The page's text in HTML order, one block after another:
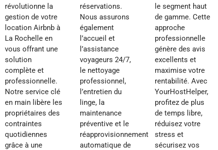
révolutionne la
gestion de votre
location Airbnb à
La Rochelle en
vous offrant une
solution
complète et
professionnelle.
Notre service clé
en main libère les
propriétaires des
contraintes
quotidiennes
grâce à une
réservations.
Nous assurons
également
l’accueil et
l’assistance
voyageurs 24/7,
le nettoyage
professionnel,
l’entretien du
linge, la
maintenance
préventive et le
réapprovisionnement
automatique de
le segment haut
de gamme. Cette
approche
professionnelle
génère des avis
excellents et
maximise votre
rentabilité. Avec
YourHostHelper,
profitez de plus
de temps libre,
réduisez votre
stress et
sécurisez vos